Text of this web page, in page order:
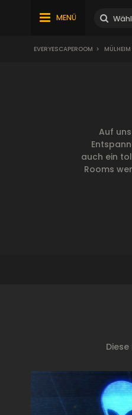
MENÜ
EVERYESCAPEROOM >
Auf
auch ein
Rooms